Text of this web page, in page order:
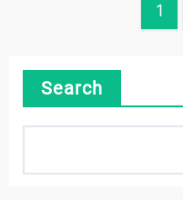
1
Search